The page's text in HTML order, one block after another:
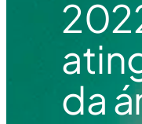
da